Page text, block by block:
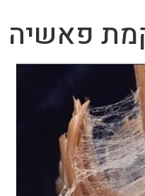
פאשיה